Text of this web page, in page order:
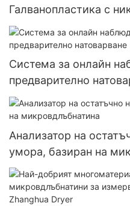
Галванопластика с
Система за онлайн
предварително
Анализатор на
умора, базиран на